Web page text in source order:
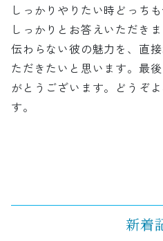
しっかりやりたい時どっち
しっかりとお答えいただき
伝わらない彼の魅力を、直
ただきたいと思います。最
がとうございます。どうぞ
す。
新着